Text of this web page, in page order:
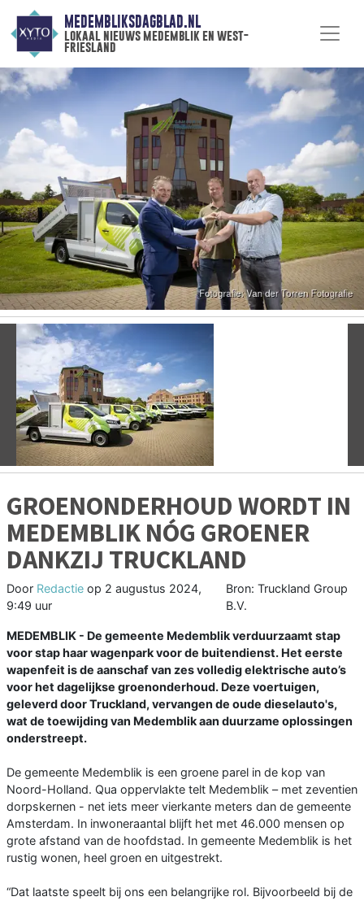
MEDEMBLIKSDAGBLAD.NL
lokaal nieuws medemblik en west-
friesland
Vorige
GROENONDERHOUD WORDT IN
MEDEMBLIK NÓG GROENER
DANKZIJ TRUCKLAND
Door Redactie op 2 augustus 2024,
9:49 uur
Bron: Truckland Group
B.V.
MEDEMBLIK - De gemeente Medemblik verduurzaamt stap
voor stap haar wagenpark voor de buitendienst. Het eerste
wapenfeit is de aanschaf van zes volledig elektrische auto’s
voor het dagelijkse groenonderhoud. Deze voertuigen,
geleverd door Truckland, vervangen de oude dieselauto's,
wat de toewijding van Medemblik aan duurzame oplossingen
onderstreept.
De gemeente Medemblik is een groene parel in de kop van
Noord-Holland. Qua oppervlakte telt Medemblik – met zeventien
dorpskernen - net iets meer vierkante meters dan de gemeente
Amsterdam. In inwoneraantal blijft het met 46.000 mensen op
grote afstand van de hoofdstad. In gemeente Medemblik is het
rustig wonen, heel groen en uitgestrekt.
“Dat laatste speelt bij ons een belangrijke rol. Bijvoorbeeld bij de